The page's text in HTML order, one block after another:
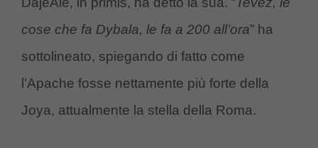
cose che fa Dybala, le fa a 200 all’ora” ha
sottolineato, spiegando di fatto come
l’Apache fosse nettamente più forte della
Joya, attualmente la stella della Roma.